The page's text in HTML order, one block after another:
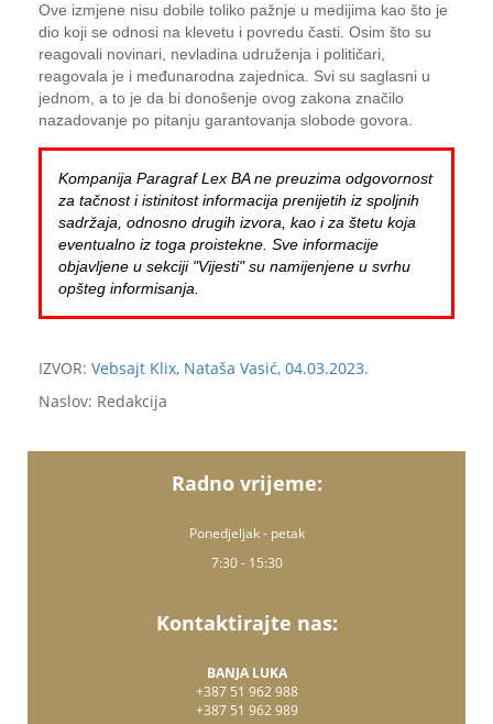
Ove izmjene nisu dobile toliko pažnje u medijima kao što je
dio koji se odnosi na klevetu i povredu časti. Osim što su
reagovali novinari, nevladina udruženja i političari,
reagovala je i međunarodna zajednica. Svi su saglasni u
jednom, a to je da bi donošenje ovog zakona značilo
nazadovanje po pitanju garantovanja slobode govora.
Kompanija Paragraf Lex BA ne preuzima odgovornost
za tačnost i istinitost informacija prenijetih iz spoljnih
sadržaja, odnosno drugih izvora, kao i za štetu koja
eventualno iz toga proistekne. Sve informacije
objavljene u sekciji "Vijesti" su namijenjene u svrhu
opšteg informisanja.
IZVOR: Vebsajt Klix, Nataša Vasić, 04.03.2023.
Naslov: Redakcija
Radno vrijeme:
Ponedjeljak - petak
7:30 - 15:30
Kontaktirajte nas:
BANJA LUKA
+387 51 962 988
+387 51 962 989